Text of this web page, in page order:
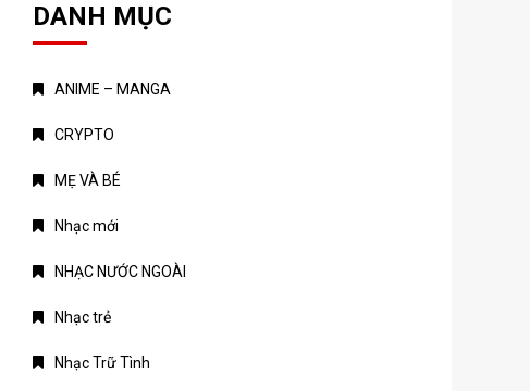
DANH MỤC
ANIME – MANGA
CRYPTO
MẸ VÀ BÉ
Nhạc mới
NHẠC NƯỚC NGOÀI
Nhạc trẻ
Nhạc Trữ Tình